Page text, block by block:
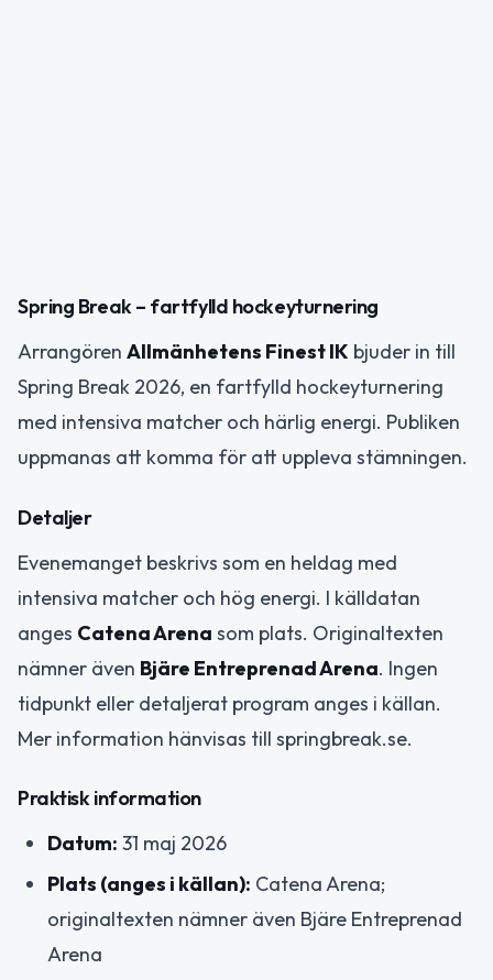
Spring Break – fartfylld hockeyturnering
Arrangören Allmänhetens Finest IK bjuder in till
Spring Break 2026, en fartfylld hockeyturnering
med intensiva matcher och härlig energi. Publiken
uppmanas att komma för att uppleva stämningen.
Detaljer
Evenemanget beskrivs som en heldag med
intensiva matcher och hög energi. I källdatan
anges Catena Arena som plats. Originaltexten
nämner även Bjäre Entreprenad Arena. Ingen
tidpunkt eller detaljerat program anges i källan.
Mer information hänvisas till springbreak.se.
Praktisk information
Datum: 31 maj 2026
Plats (anges i källan): Catena Arena;
originaltexten nämner även Bjäre Entreprenad
Arena